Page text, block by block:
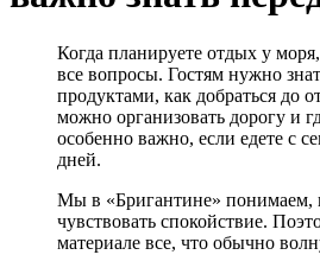
Когда планируете отдых у
все вопросы. Гостям нужно
продуктами, как добраться до
можно организовать дорогу и
особенно важно, если едете с
дней.
Мы в «Бригантине» понимаем,
чувствовать спокойствие.
материале все, что обычно